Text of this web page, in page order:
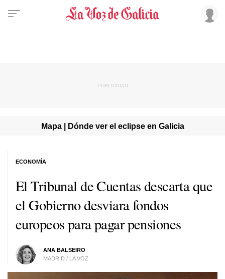
Mapa | Dónde ver el eclipse en Galicia
El Tribunal de Cuentas descarta que
el Gobierno desviara fondos
europeos para pagar pensiones
ANA BALSEIRO
MADRID / LA VOZ
ECONOMÍA